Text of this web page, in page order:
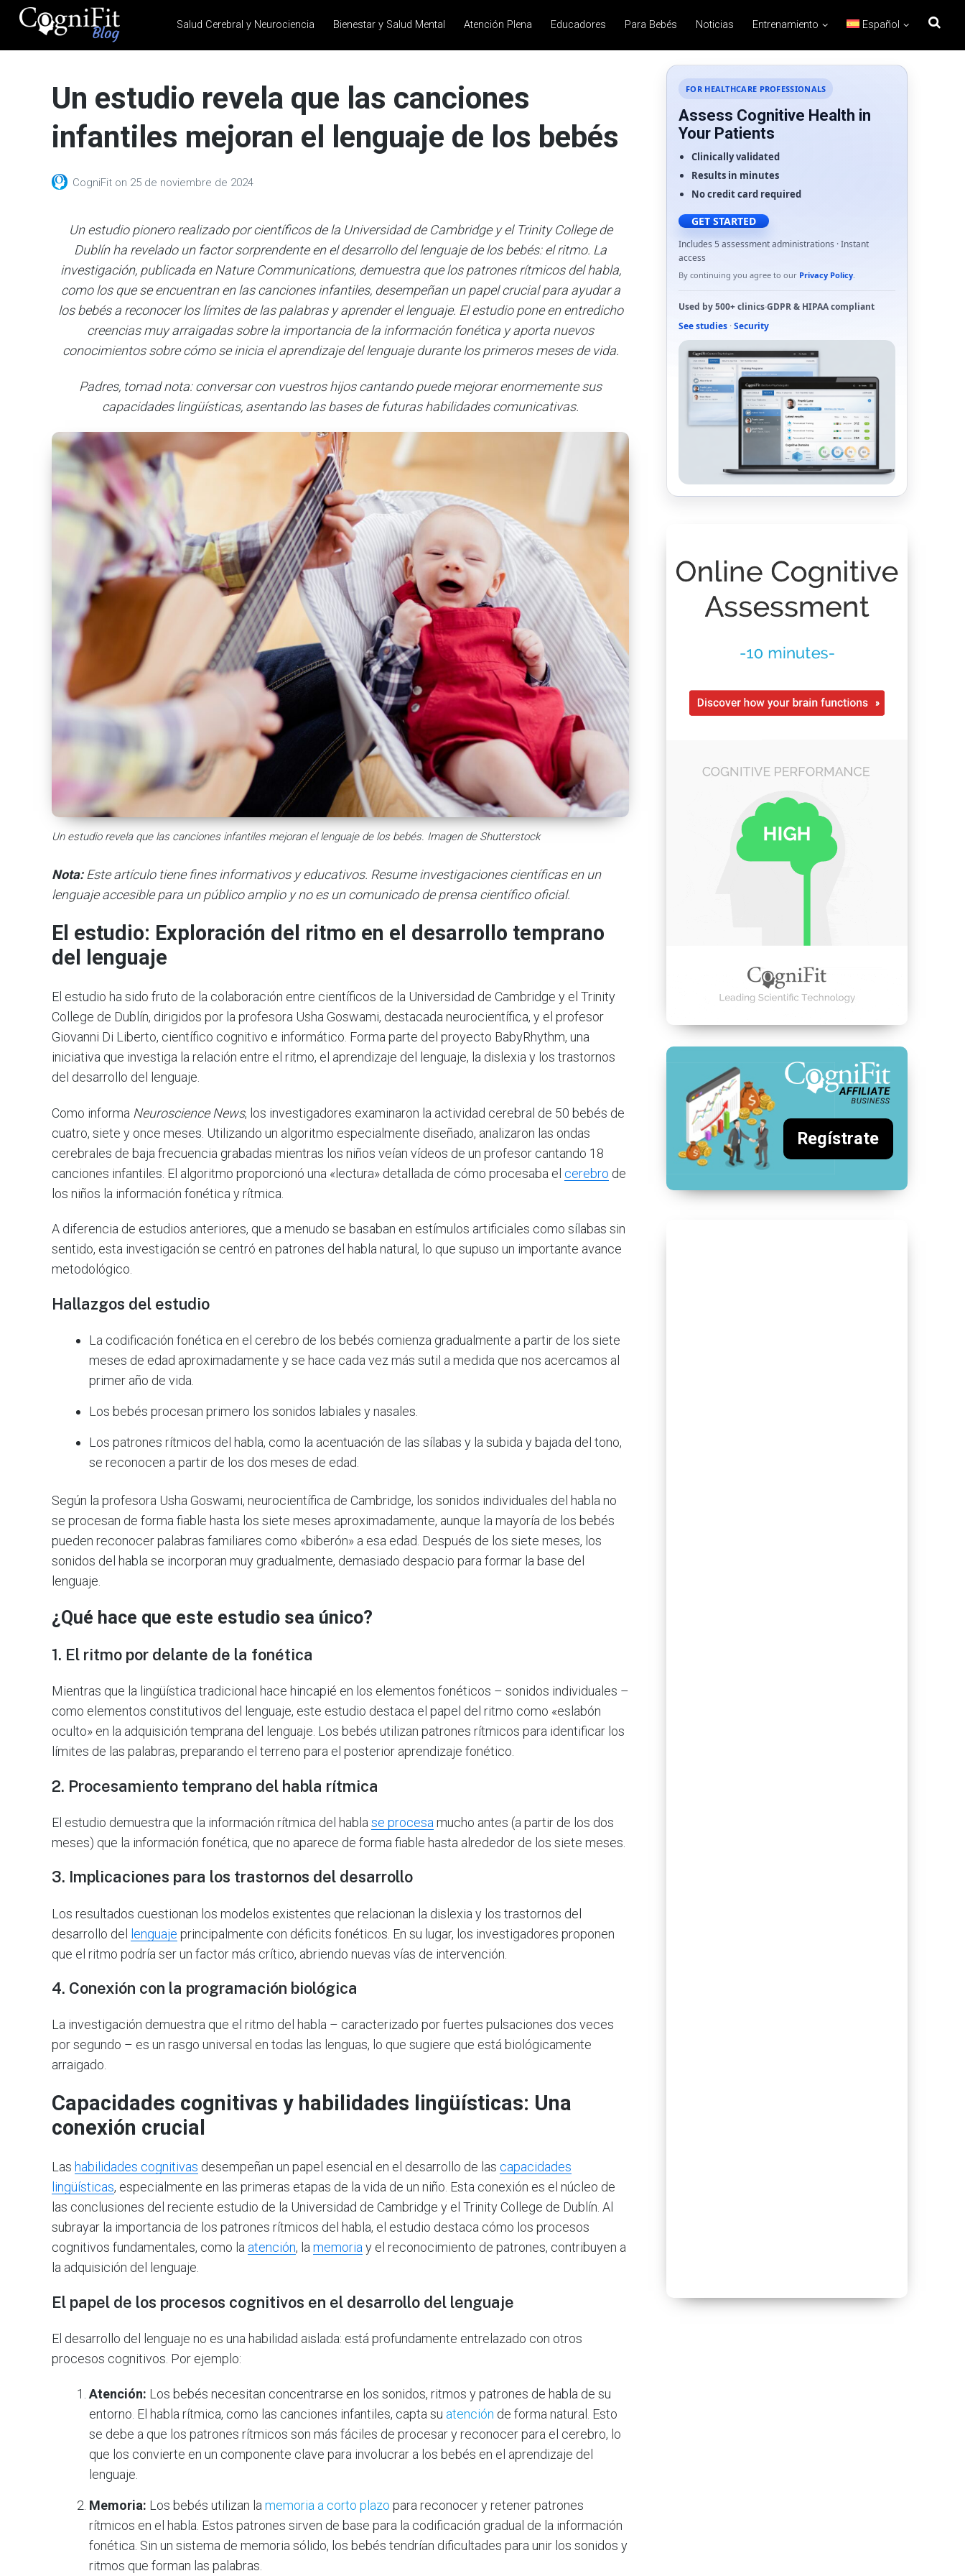
CogniFit
Health
News
Brain Training, Mental
Salud Cerebral y Neurociencia Bienestar y Salud Mental Atención Plena Educadores Para Bebés Noticias Entrenamiento Español
Un estudio revela que las canciones
infantiles mejoran el lenguaje de los bebés
CogniFit on 25 de noviembre de 2024
Un estudio pionero realizado por científicos de la Universidad de Cambridge y el Trinity College de
Dublín ha revelado un factor sorprendente en el desarrollo del lenguaje de los bebés: el ritmo. La
investigación, publicada en Nature Communications, demuestra que los patrones rítmicos del habla,
como los que se encuentran en las canciones infantiles, desempeñan un papel crucial para ayudar a
los bebés a reconocer los límites de las palabras y aprender el lenguaje. El estudio pone en entredicho
creencias muy arraigadas sobre la importancia de la información fonética y aporta nuevos
conocimientos sobre cómo se inicia el aprendizaje del lenguaje durante los primeros meses de vida.
Padres, tomad nota: conversar con vuestros hijos cantando puede mejorar enormemente sus
capacidades lingüísticas, asentando las bases de futuras habilidades comunicativas.
Un estudio revela que las canciones infantiles mejoran el lenguaje de los bebés. Imagen de Shutterstock
Nota:Este artículo tiene fines informativos y educativos. Resume investigaciones científicas en un
lenguaje accesible para un público amplio y no es un comunicado de prensa científico oficial.
El estudio: Exploración del ritmo en el desarrollo temprano
del lenguaje
El estudio ha sido fruto de la colaboración entre científicos de la Universidad de Cambridge y el Trinity
College de Dublín, dirigidos por la profesora Usha Goswami, destacada neurocientífica, y el profesor
Giovanni Di Liberto, científico cognitivo e informático. Forma parte del proyecto BabyRhythm, una
iniciativa que investiga la relación entre el ritmo, el aprendizaje del lenguaje, la dislexia y los trastornos
del desarrollo del lenguaje.
Como informa Neuroscience News, los investigadores examinaron la actividad cerebral de 50 bebés de
cuatro, siete y once meses. Utilizando un algoritmo especialmente diseñado, analizaron las ondas
cerebrales de baja frecuencia grabadas mientras los niños veían vídeos de un profesor cantando 18
canciones infantiles. El algoritmo proporcionó una «lectura» detallada de cómo procesaba el cerebro de
los niños la información fonética y rítmica.
A diferencia de estudios anteriores, que a menudo se basaban en estímulos artificiales como sílabas sin
sentido, esta investigación se centró en patrones del habla natural, lo que supuso un importante avance
metodológico.
Hallazgos del estudio
La codificación fonética en el cerebro de los bebés comienza gradualmente a partir de los siete
meses de edad aproximadamente y se hace cada vez más sutil a medida que nos acercamos al
primer año de vida.
Los bebés procesan primero los sonidos labiales y nasales.
Los patrones rítmicos del habla, como la acentuación de las sílabas y la subida y bajada del tono,
se reconocen a partir de los dos meses de edad.
Según la profesora Usha Goswami, neurocientífica de Cambridge, los sonidos individuales del habla no
se procesan de forma fiable hasta los siete meses aproximadamente, aunque la mayoría de los bebés
pueden reconocer palabras familiares como «biberón» a esa edad. Después de los siete meses, los
sonidos del habla se incorporan muy gradualmente, demasiado despacio para formar la base del
lenguaje.
¿Qué hace que este estudio sea único?
1. El ritmo por delante de la fonética
Mientras que la lingüística tradicional hace hincapié en los elementos fonéticos – sonidos individuales –
como elementos constitutivos del lenguaje, este estudio destaca el papel del ritmo como «eslabón
oculto» en la adquisición temprana del lenguaje. Los bebés utilizan patrones rítmicos para identificar los
límites de las palabras, preparando el terreno para el posterior aprendizaje fonético.
2. Procesamiento temprano del habla rítmica
El estudio demuestra que la información rítmica del habla se procesa mucho antes (a partir de los dos
meses) que la información fonética, que no aparece de forma fiable hasta alrededor de los siete meses.
3. Implicaciones para los trastornos del desarrollo
Los resultados cuestionan los modelos existentes que relacionan la dislexia y los trastornos del
desarrollo del lenguaje principalmente con déficits fonéticos. En su lugar, los investigadores proponen
que el ritmo podría ser un factor más crítico, abriendo nuevas vías de intervención.
4. Conexión con la programación biológica
La investigación demuestra que el ritmo del habla – caracterizado por fuertes pulsaciones dos veces
por segundo – es un rasgo universal en todas las lenguas, lo que sugiere que está biológicamente
arraigado.
Capacidades cognitivas y habilidades lingüísticas: Una
conexión crucial
Las habilidades cognitivas desempeñan un papel esencial en el desarrollo de las capacidades
lingüísticas, especialmente en las primeras etapas de la vida de un niño. Esta conexión es el núcleo de
las conclusiones del reciente estudio de la Universidad de Cambridge y el Trinity College de Dublín. Al
subrayar la importancia de los patrones rítmicos del habla, el estudio destaca cómo los procesos
cognitivos fundamentales, como la atención, la memoria y el reconocimiento de patrones, contribuyen a
la adquisición del lenguaje.
El papel de los procesos cognitivos en el desarrollo del lenguaje
El desarrollo del lenguaje no es una habilidad aislada: está profundamente entrelazado con otros
procesos cognitivos. Por ejemplo:
Atención: Los bebés necesitan concentrarse en los sonidos, ritmos y patrones de habla de su
entorno. El habla rítmica, como las canciones infantiles, capta su atención de forma natural. Esto
se debe a que los patrones rítmicos son más fáciles de procesar y reconocer para el cerebro, lo
que los convierte en un componente clave para involucrar a los bebés en el aprendizaje del
lenguaje.
Memoria: Los bebés utilizan lamemoria a corto plazo para reconocer y retener patrones
rítmicos en el habla. Estos patrones sirven de base para la codificación gradual de la información
fonética. Sin un sistema de memoria sólido, los bebés tendrían dificultades para unir los sonidos y
ritmos que forman las palabras.
FOR HEALTHCARE PROFESSIONALS
Assess Cognitive Health in
Your Patients
Clinically validated
Results in minutes
No credit card required
GET STARTED
Includes 5 assessment administrations · Instant
access
By continuing you agree to our Privacy Policy.
Used by500+ clinics·GDPR& HIPAAcompliant
See studies · Security
Regístrate